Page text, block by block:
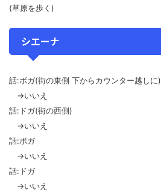
(草原を歩く)
シエーナ
話:ボガ(街の東側 下からカウンター越しに)
→いいえ
話:ドガ(街の西側)
→いいえ
話:ボガ
→いいえ
話:ドガ
→いいえ